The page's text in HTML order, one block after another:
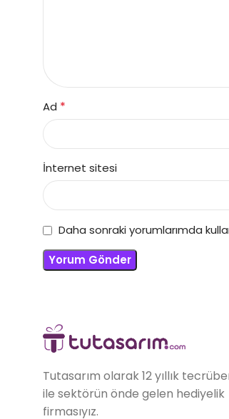
Ad *
İnternet sitesi
Daha sonraki yorumlarımda
Tutasarım olarak 12 yıllık
ile sektörün önde gelen hediyelik
firmasıyız.